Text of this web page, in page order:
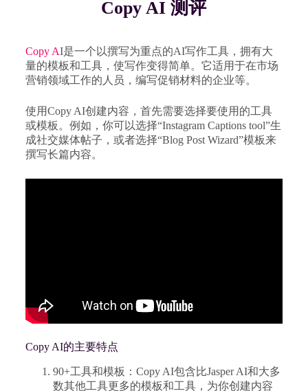
Copy AI 测评
Copy AI是一个以撰写为重点的AI写作工具，拥有大
量的模板和工具，使写作变得简单。它适用于在市场
营销领域工作的人员，编写促销材料的企业等。
使用Copy AI创建内容，首先需要选择要使用的工具
或模板。例如，你可以选择“Instagram Captions tool”生
成社交媒体帖子，或者选择“Blog Post Wizard”模板来
撰写长篇内容。
Copy AI的主要特点
90+工具和模板：Copy AI包含比Jasper AI和大多
数其他工具更多的模板和工具，为你创建内容